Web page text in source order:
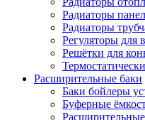
Радиаторы
Радиаторы
Регуляторы для
Решётки для
Расширительные баки
Баки бойлеры
Буферные